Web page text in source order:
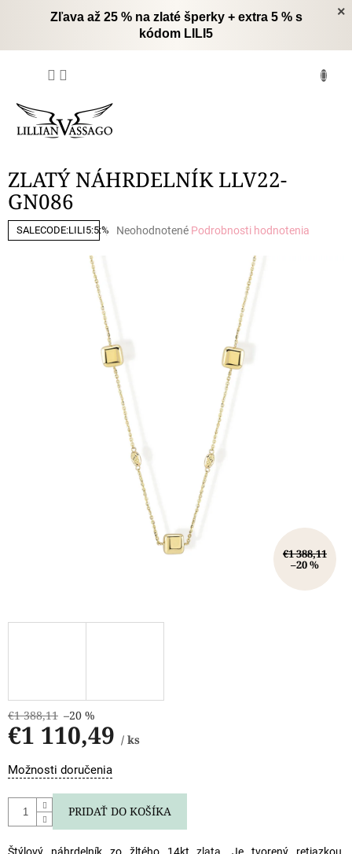
×
Zľava až 25 % na zlaté šperky + extra 5 % s
kódom LILI5
ZLATÝ NÁHRDELNÍK LLV22-
GN086
SALECODE:LILI5:5:%
Priemerné
Neohodnotené Podrobnosti hodnotenia
€1 388,11
–20 %
€1 388,11 –20 %
€1 110,49 / ks
Jednotková
cena:
Možnosti doručenia
PRIDAŤ DO KOŠÍKA